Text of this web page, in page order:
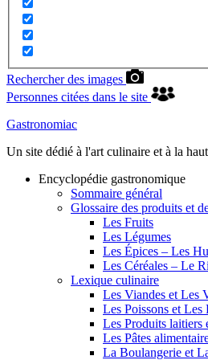
Rechercher des images
Personnes citées dans le site
Gastronomiac
Un site dédié à l'art culinaire et à la
Encyclopédie gastronomique
Sommaire général
Glossaire des produits et
Les Fruits
Les Légumes
Les Épices – Les
Les Céréales – Le
Lexique culinaire
Les Viandes et Les
Les Poissons et Les
Les Produits
Les Pâtes
La Boulangerie et